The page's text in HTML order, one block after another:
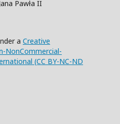
Pawła II
a Creative
NonCommercial-
(CC BY-NC-ND